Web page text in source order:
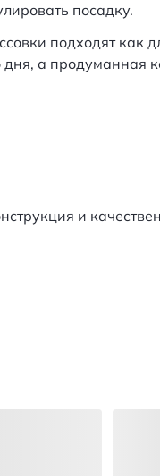
посадку.
подходят как
а продуманная
и